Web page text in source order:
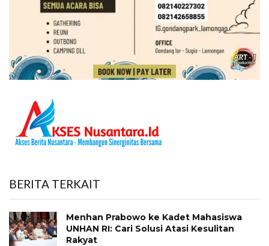
BERITA TERKAIT
Menhan Prabowo ke Kadet Mahasiswa
UNHAN RI: Cari Solusi Atasi Kesulitan
Rakyat